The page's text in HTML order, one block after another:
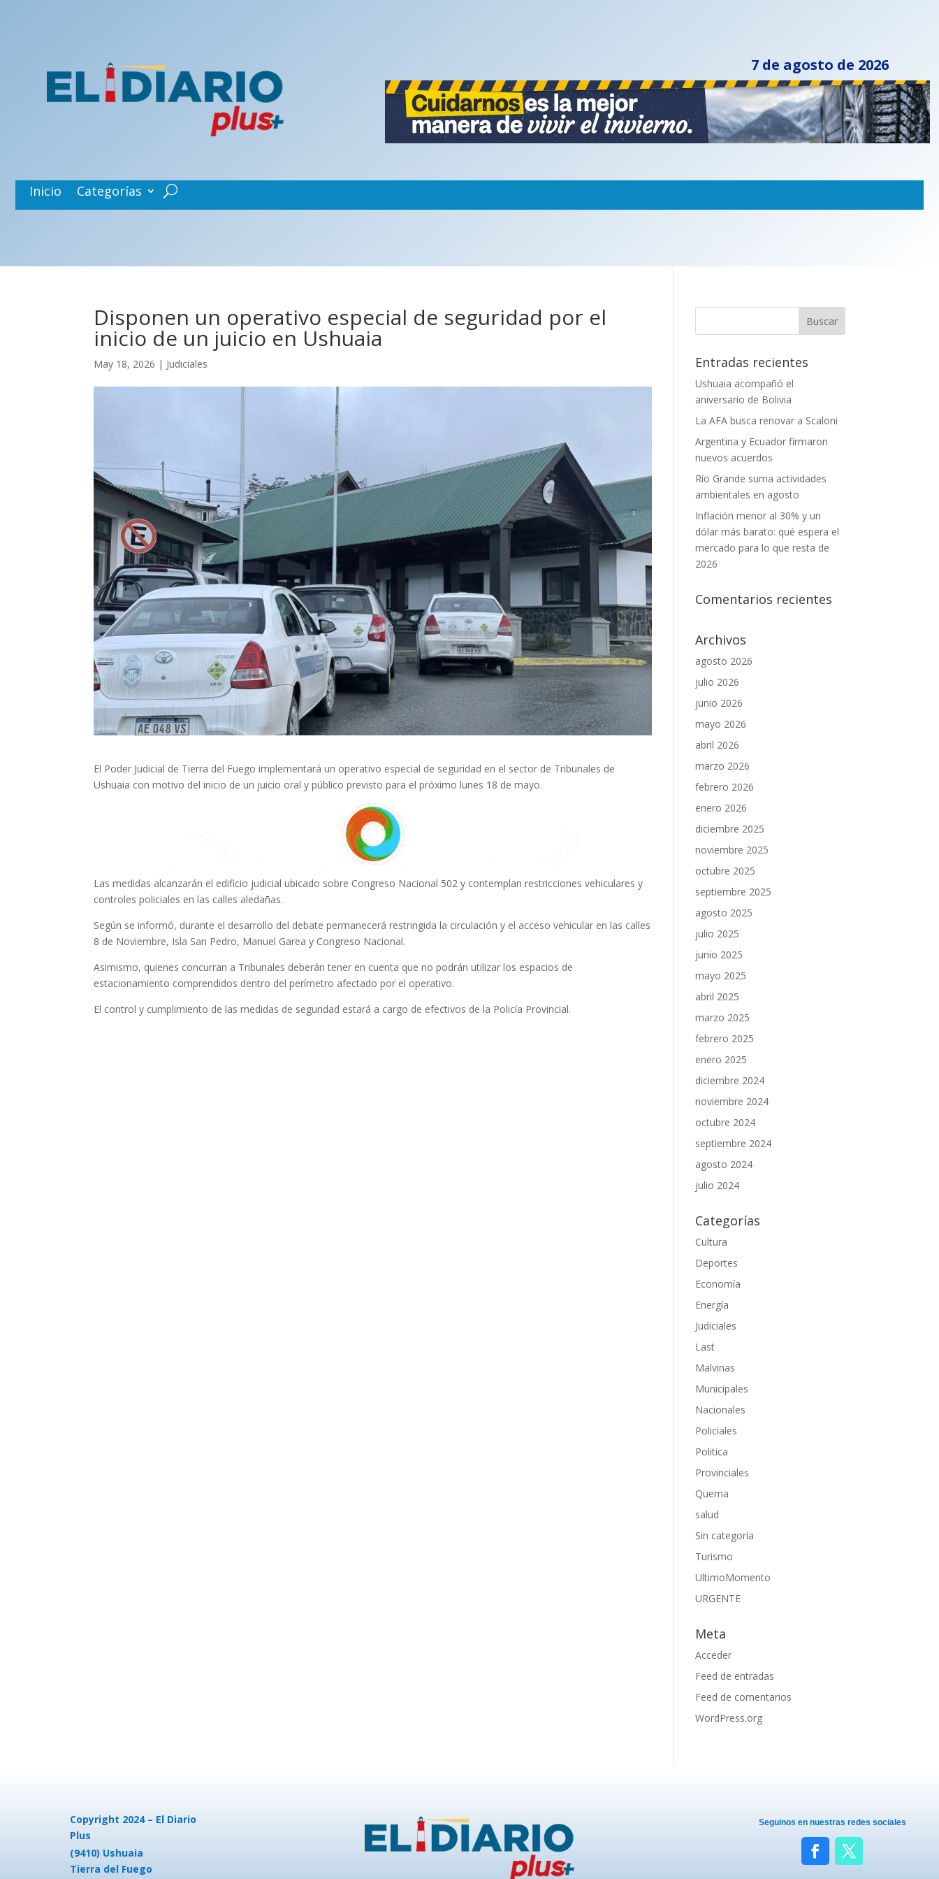
7 de agosto de 2026
Inicio Categorías
Disponen un operativo especial de seguridad por el
inicio de un juicio en Ushuaia
May 18, 2026 | Judiciales
El Poder Judicial de Tierra del Fuego implementará un operativo especial de seguridad en el sector de Tribunales de
Ushuaia con motivo del inicio de un juicio oral y público previsto para el próximo lunes 18 de mayo.
Las medidas alcanzarán el edificio judicial ubicado sobre Congreso Nacional 502 y contemplan restricciones vehiculares y
controles policiales en las calles aledañas.
Según se informó, durante el desarrollo del debate permanecerá restringida la circulación y el acceso vehicular en las calles
8 de Noviembre, Isla San Pedro, Manuel Garea y Congreso Nacional.
Asimismo, quienes concurran a Tribunales deberán tener en cuenta que no podrán utilizar los espacios de
estacionamiento comprendidos dentro del perímetro afectado por el operativo.
El control y cumplimiento de las medidas de seguridad estará a cargo de efectivos de la Policía Provincial.
Entradas recientes
Ushuaia acompañó el
aniversario de Bolivia
La AFA busca renovar a Scaloni
Argentina y Ecuador firmaron
nuevos acuerdos
Río Grande suma actividades
ambientales en agosto
Inflación menor al 30% y un
dólar más barato: qué espera el
mercado para lo que resta de
2026
Comentarios recientes
Archivos
agosto 2026
julio 2026
junio 2026
mayo 2026
abril 2026
marzo 2026
febrero 2026
enero 2026
diciembre 2025
noviembre 2025
octubre 2025
septiembre 2025
agosto 2025
julio 2025
junio 2025
mayo 2025
abril 2025
marzo 2025
febrero 2025
enero 2025
diciembre 2024
noviembre 2024
octubre 2024
septiembre 2024
agosto 2024
julio 2024
Categorías
Cultura
Deportes
Economía
Energía
Judiciales
Last
Malvinas
Municipales
Nacionales
Policiales
Politica
Provinciales
Quema
salud
Sin categoría
Turismo
UltimoMomento
URGENTE
Meta
Acceder
Feed de entradas
Feed de comentarios
WordPress.org
Copyright 2024 – El Diario
Plus
(9410) Ushuaia
Tierra del Fuego
Seguinos en nuestras redes sociales